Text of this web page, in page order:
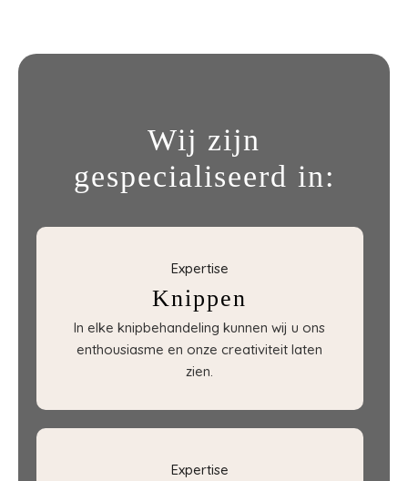
Wij zijn
gespecialiseerd in:
Expertise
Knippen
In elke knipbehandeling kunnen wij u ons
enthousiasme en onze creativiteit laten
zien.
Expertise